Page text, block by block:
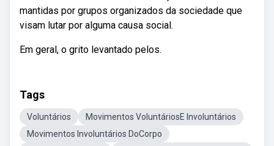
mantidas por grupos organizados da sociedade que
visam lutar por alguma causa social.
Em geral, o grito levantado pelos.
Tags
Voluntários
Movimentos VoluntáriosE Involuntários
Movimentos Involuntários DoCorpo